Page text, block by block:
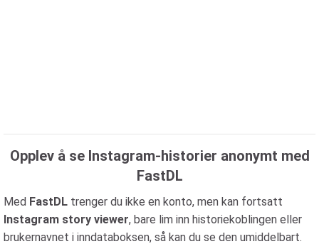
Opplev å se Instagram-historier anonymt med
FastDL
Med FastDL trenger du ikke en konto, men kan fortsatt
Instagram story viewer, bare lim inn historiekoblingen eller
brukernavnet i inndataboksen, så kan du se den umiddelbart.